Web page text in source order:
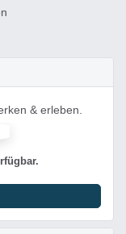
& erleben.